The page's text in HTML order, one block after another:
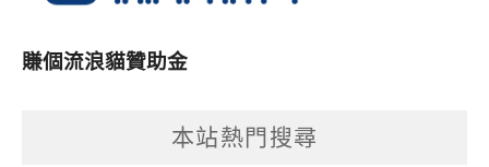
賺個流浪貓贊助金
本站熱門搜尋